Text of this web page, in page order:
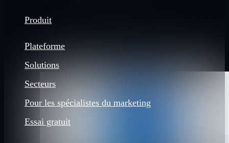
Produit
Plateforme
Solutions
Secteurs
Pour les spécialistes du marketing
Essai gratuit